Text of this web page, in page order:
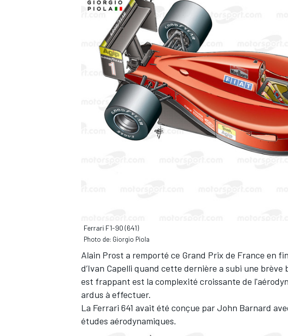
Ferrari F1-90 (641)
Photo de: Giorgio Piola
Alain Prost a remporté ce Grand Prix de France en
d’Ivan Capelli quand cette dernière a subi une
est frappant est la complexité croissante de
ardus à effectuer.
La Ferrari 641 avait été conçue par John Barnard
études aérodynamiques.